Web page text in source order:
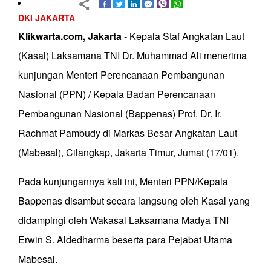
DKI JAKARTA
Klikwarta.com, Jakarta- Kepala Staf Angkatan Laut
(Kasal) Laksamana TNI Dr. Muhammad Ali menerima
kunjungan Menteri Perencanaan Pembangunan
Nasional (PPN) / Kepala Badan Perencanaan
Pembangunan Nasional (Bappenas) Prof. Dr. Ir.
Rachmat Pambudy di Markas Besar Angkatan Laut
(Mabesal), Cilangkap, Jakarta Timur, Jumat (17/01).
Pada kunjungannya kali ini, Menteri PPN/Kepala
Bappenas disambut secara langsung oleh Kasal yang
didampingi oleh Wakasal Laksamana Madya TNI
Erwin S. Aldedharma beserta para Pejabat Utama
Mabesal.